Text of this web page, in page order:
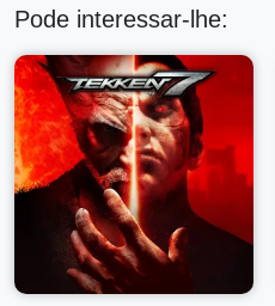
Pode interessar-lhe: